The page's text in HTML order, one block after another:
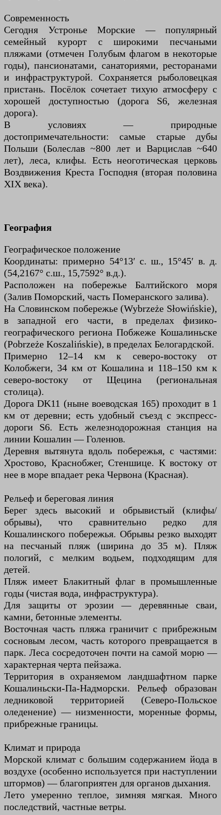
Современность
Сегодня Устронье Морские — популярный
семейный курорт с широкими песчаными
пляжами (отмечен Голубым флагом в некоторые
годы), пансионатами, санаториями, ресторанами
и инфраструктурой. Сохраняется рыболовецкая
пристань. Посёлок сочетает тихую атмосферу с
хорошей доступностью (дорога S6, железная
дорога).
В условиях — природные
достопримечательности: самые старые дубы
Польши (Болеслав ~800 лет и Варцислав ~640
лет), леса, клифы. Есть неоготическая церковь
Воздвижения Креста Господня (вторая половина
XIX века).
География
Географическое положение
Координаты: примерно 54°13′ с. ш., 15°45′ в. д.
(54,2167° с.ш., 15,7592° в.д.).
Расположен на побережье Балтийского моря
(Залив Поморский, часть Померанского залива).
На Словинском побережье (Wybrzeże Słowińskie),
в западной его части, в пределах физико-
географического региона Побжеже Кошалиньске
(Pobrzeże Koszalińskie), в пределах Белогардской.
Примерно 12–14 км к северо-востоку от
Колобжеги, 34 км от Кошалина и 118–150 км к
северо-востоку от Щецина (региональная
столица).
Дорога DK11 (ныне воеводская 165) проходит в 1
км от деревни; есть удобный съезд с экспресс-
дороги S6. Есть железнодорожная станция на
линии Кошалин — Голенюв.
Деревня вытянута вдоль побережья, с частями:
Хростово, Краснобжег, Стеншице. К востоку от
нее в море впадает река Червона (Красная).
Рельеф и береговая линия
Берег здесь высокий и обрывистый (клифы/
обрывы), что сравнительно редко для
Кошалинского побережья. Обрывы резко выходят
на песчаный пляж (ширина до 35 м). Пляж
пологий, с мелким водьем, подходящим для
детей.
Пляж имеет Блакитный флаг в промышленные
годы (чистая вода, инфраструктура).
Для защиты от эрозии — деревянные сваи,
камни, бетонные элементы.
Восточная часть пляжа граничит с прибрежным
сосновым лесом, часть которого превращается в
парк. Леса сосредоточен почти на самой морю —
характерная черта пейзажа.
Территория в охраняемом ландшафтном парке
Кошалиньски-Па-Надморски. Рельеф образован
ледниковой территорией (Северо-Польское
оледенение) — низменности, моренные формы,
прибрежные границы.
Климат и природа
Морской климат с большим содержанием йода в
воздухе (особенно используется при наступлении
штормов) — благоприятен для органов дыхания.
Лето умеренно теплое, зимняя мягкая. Много
последствий, частные ветры.